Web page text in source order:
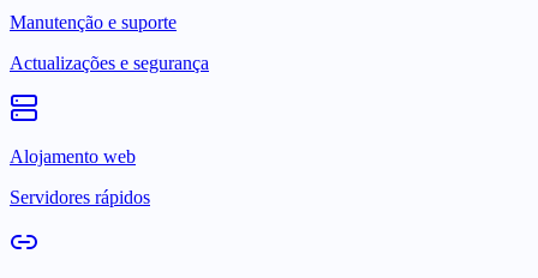
Manutenção e suporte
Actualizações e segurança
Alojamento web
Servidores rápidos